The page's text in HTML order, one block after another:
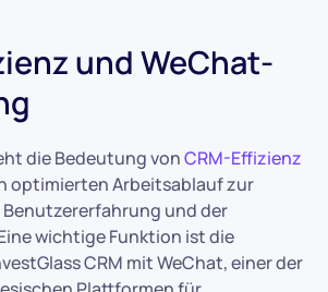
und WeChat-
die Bedeutung vonCRM-Effizienz
optimierten Arbeitsablauf zur
Benutzererfahrung und der
wichtige Funktion ist die
CRM mit WeChat, einer der